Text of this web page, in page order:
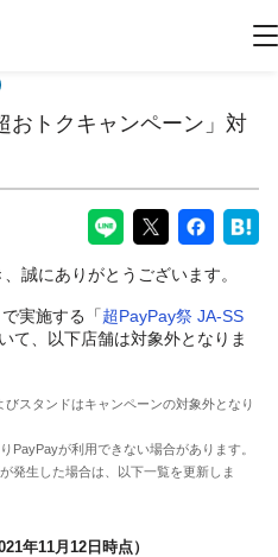
おトクキャンペーン」対
誠にありがとうございます。
実施する「超PayPay祭 JA-SS
て、以下店舗は対象外となりま
スタンドはキャンペーンの対象外となり
が利用できない場合があります。
発生した場合は、以下一覧を更新しま
年11月12日時点）